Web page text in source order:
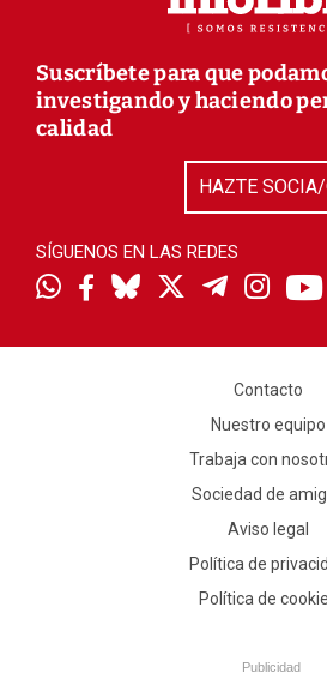
Suscríbete para que
investigando y haciendo
calidad
HAZTE
SÍGUENOS EN LAS REDES
Contacto
Nuestro equipo
Trabaja con
Sociedad de
Aviso legal
Política de
Política de
Publicidad